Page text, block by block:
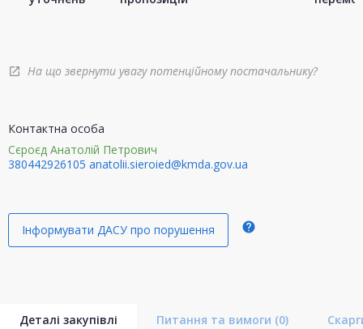
open_in_new На що звернути увагу потенційному постачальнику?
Контактна особа
Сєроєд Анатолій Петрович
380442926105 anatolii.sieroied@kmda.gov.ua
Інформувати ДАСУ про порушення help
Деталі закупівлі Питання та вимоги (0)